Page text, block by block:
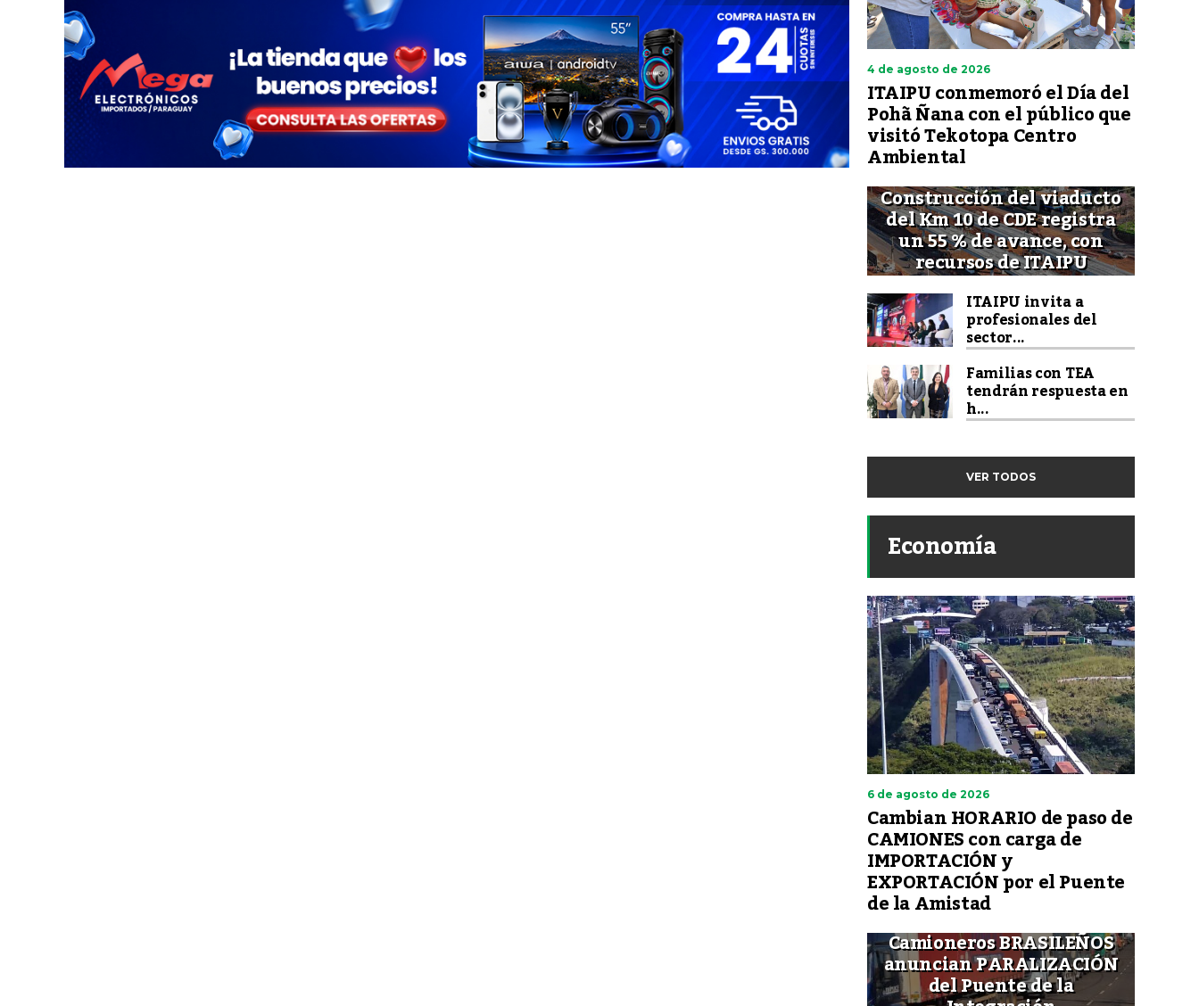
4 de agosto de 2026
ITAIPU conmemoró el Día del
Pohã Ñana con el público que
visitó Tekotopa Centro
Ambiental
Construcción del viaducto
del Km 10 de CDE registra
un 55 % de avance, con
recursos de ITAIPU
ITAIPU invita a
profesionales del
sector...
Familias con TEA
tendrán respuesta en
h...
VER TODOS
Economía
6 de agosto de 2026
Cambian HORARIO de paso de
CAMIONES con carga de
IMPORTACIÓN y
EXPORTACIÓN por el Puente
de la Amistad
Camioneros BRASILEÑOS
anuncian PARALIZACIÓN
del Puente de la